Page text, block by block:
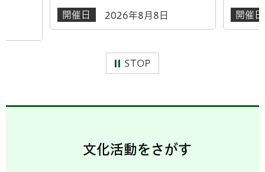
開催日 2026年8月8日 開催日
STOP
文化活動をさがす